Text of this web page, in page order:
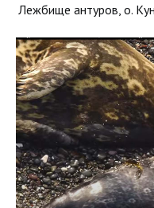
Лежбище антуров, о.